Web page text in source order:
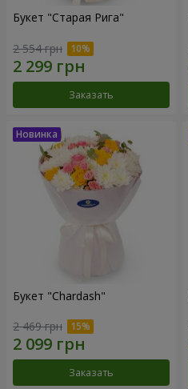
Букет "Старая Рига"
2 554 грн
Заказать
Букет "Chardash"
2 469 грн
Заказать